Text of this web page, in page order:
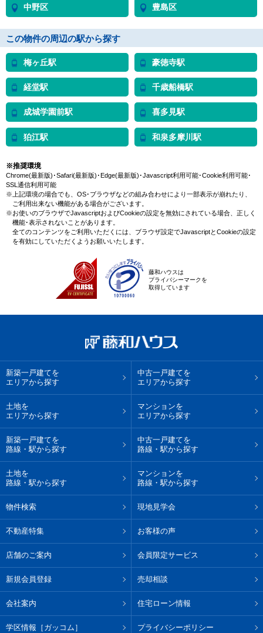
中野区 豊島区
この物件の周辺の駅から探す
梅ヶ丘駅 豪徳寺駅
経堂駅 千歳船橋駅
成城学園前駅 喜多見駅
狛江駅 和泉多摩川駅
※推奨環境
Chrome(最新版)･Safari(最新版)･Edge(最新版)･Javascript利用可能･Cookie利用可能･
SSL通信利用可能
※上記環境の場合でも、OS･ブラウザなどの組み合わせにより一部表示が崩れたり、
ご利用出来ない機能がある場合がございます。
※お使いのブラウザでJavascriptおよびCookieの設定を無効にされている場合、正しく
機能･表示されないことがあります。
全てのコンテンツをご利用いただくには、ブラウザ設定でJavascriptとCookieの設定
を有効にしていただくようお願いいたします。
藤和ハウスは
プライバシーマークを
取得しています
新築一戸建てを
エリアから探す
中古一戸建てを
エリアから探す
土地を
エリアから探す
マンションを
エリアから探す
新築一戸建てを
路線・駅から探す
中古一戸建てを
路線・駅から探す
土地を
路線・駅から探す
マンションを
路線・駅から探す
物件検索 現地見学会
不動産特集 お客様の声
店舗のご案内 会員限定サービス
新規会員登録 売却相談
会社案内 住宅ローン情報
学区情報［ガッコム］ プライバシーポリシー